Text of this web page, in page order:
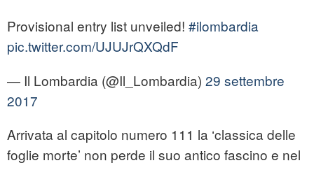
Provisional entry list unveiled! #ilombardia
pic.twitter.com/UJUJrQXQdF
— Il Lombardia (@Il_Lombardia) 29 settembre
2017
Arrivata al capitolo numero 111 la ‘classica delle
foglie morte’ non perde il suo antico fascino e nel